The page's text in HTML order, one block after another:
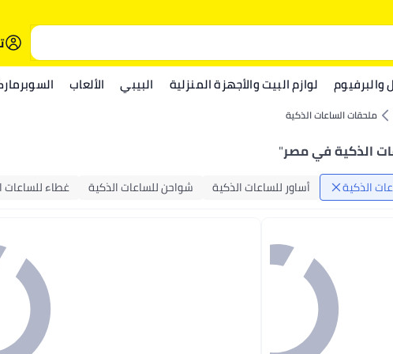
والبرفيوم لوازم البيت والأجهزة المنزلية البيبي الألعاب
ملحقات الساعات الذكية
الذكية في مصر"
الذكية أساور للساعات الذكية شواحن للساعات الذكية غطاء للساعات